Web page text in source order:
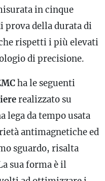
in cinque
prova della durata di
rispetti i più elevati
di precisione.
ha le seguenti
realizzato su
lega da tempo usata
antimagnetiche ed
sguardo, risalta
sua forma è il